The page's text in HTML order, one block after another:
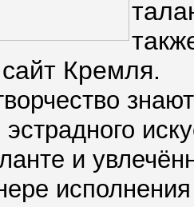
Кремля.
и